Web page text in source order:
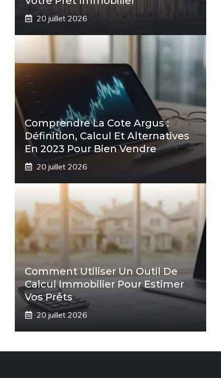
20 juillet 2026
Comprendre La Cote Argus :
Définition, Calcul Et Alternatives
En 2023 Pour Bien Vendre
20 juillet 2026
Comment Utiliser Un Outil De
Calcul Immobilier Pour Estimer
Vos Prêts
20 juillet 2026